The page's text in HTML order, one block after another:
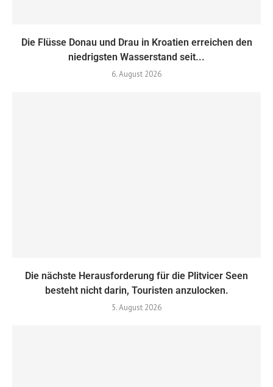
Die Flüsse Donau und Drau in Kroatien erreichen den
niedrigsten Wasserstand seit...
6. August 2026
Die nächste Herausforderung für die Plitvicer Seen
besteht nicht darin, Touristen anzulocken.
5. August 2026